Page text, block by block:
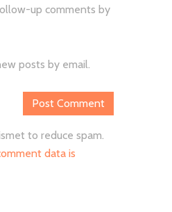
up comments by
posts by email.
to reduce spam.
data is